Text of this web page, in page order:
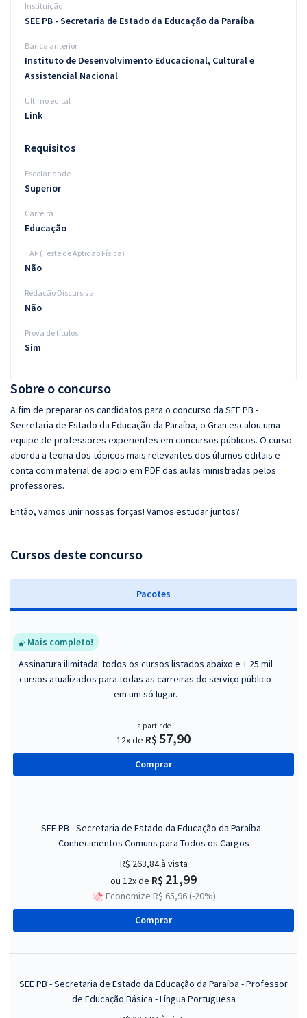
Aprovados
Atendimento
Sobre o concurso
A fim de preparar os candidatos para o concurso da SEE PB -
Secretaria de Estado da Educação da Paraíba, o Gran escalou uma
equipe de professores experientes em concursos públicos. O curso
aborda a teoria dos tópicos mais relevantes dos últimos editais e
conta com material de apoio em PDF das aulas ministradas pelos
professores.
Então, vamos unir nossas forças! Vamos estudar juntos?
Cursos deste concurso
Pacotes
Mais completo!
Assinatura ilimitada: todos os cursos listados abaixo e + 25 mil
cursos atualizados para todas as carreiras do serviço público
em um só lugar.
a partir de
12x de R$ 57,90
Comprar
SEE PB - Secretaria de Estado da Educação da Paraíba -
Conhecimentos Comuns para Todos os Cargos
R$ 263,84à vista
ou 12x de R$ 21,99
Economize R$ 65,96 (-20%)
Comprar
SEE PB - Secretaria de Estado da Educação da Paraíba - Professor
de Educação Básica - Língua Portuguesa
Instituição
SEE PB - Secretaria de Estado da Educação da Paraíba
Banca anterior
Instituto de Desenvolvimento Educacional, Cultural e
Assistencial Nacional
Último edital
Link
Requisitos
Escolaridade
Superior
Carreira
Educação
TAF (Teste de Aptidão Física)
Não
Redação Discursiva
Não
Prova de títulos
Sim